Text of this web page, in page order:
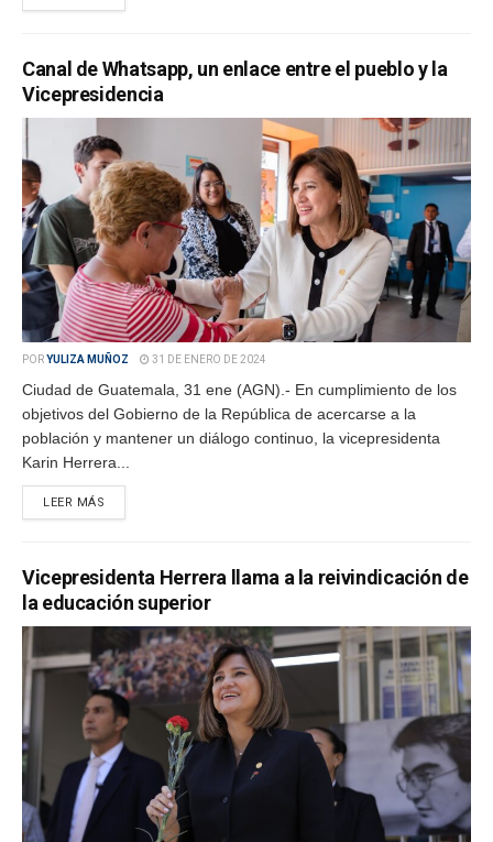
Canal de Whatsapp, un enlace entre el pueblo y la
Vicepresidencia
PORYULIZA MUÑOZ 31 DE ENERO DE 2024
Ciudad de Guatemala, 31 ene (AGN).- En cumplimiento de los
objetivos del Gobierno de la República de acercarse a la
población y mantener un diálogo continuo, la vicepresidenta
Karin Herrera...
LEER MÁS
Vicepresidenta Herrera llama a la reivindicación de
la educación superior